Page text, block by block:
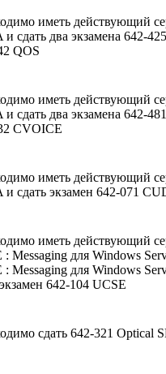
иметь действующий
и сдать два экзамена 642-
QOS
иметь действующий
и сдать два экзамена 642-
CVOICE
иметь действующий
и сдать экзамен 642-071
иметь действующий
: Messaging для Windows
: Messaging для Windows
642-104 UCSE
сдать 642-321 Optical